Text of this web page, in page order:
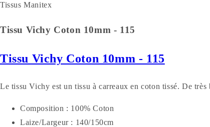
Tissus Manitex
Tissu Vichy Coton 10mm - 115
Tissu Vichy Coton 10mm - 115
Le tissu Vichy est un tissu à carreaux en coton tissé. De
Composition : 100% Coton
Laize/Largeur : 140/150cm